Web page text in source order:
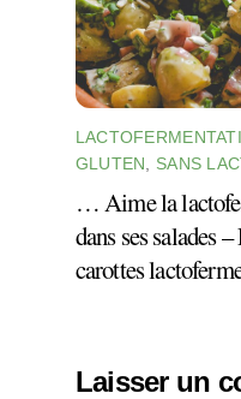
GLUTEN, SANS
… Aime la
dans ses salades
carottes
Laisser un